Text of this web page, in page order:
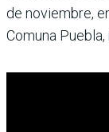
de noviembre,
Comuna